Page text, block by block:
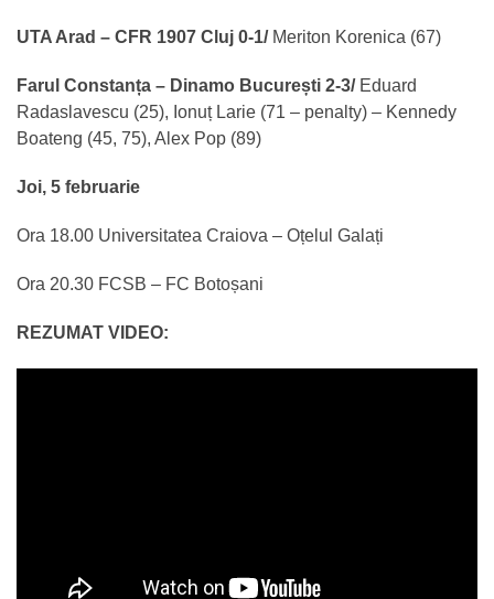
UTA Arad – CFR 1907 Cluj 0-1/Meriton Korenica (67)
Farul Constanța – Dinamo București 2-3/ Eduard
Radaslavescu (25), Ionuț Larie (71 – penalty) – Kennedy
Boateng (45, 75), Alex Pop (89)
Joi, 5 februarie
Ora 18.00 Universitatea Craiova – Oțelul Galați
Ora 20.30 FCSB – FC Botoșani
REZUMAT VIDEO: